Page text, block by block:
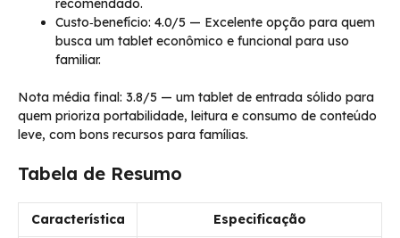
recomendado.
Custo‑benefício: 4.0/5 — Excelente opção para quem
busca um tablet econômico e funcional para uso
familiar.
Nota média final: 3.8/5 — um tablet de entrada sólido para
quem prioriza portabilidade, leitura e consumo de conteúdo
leve, com bons recursos para famílias.
Tabela de Resumo
Característica Especificação